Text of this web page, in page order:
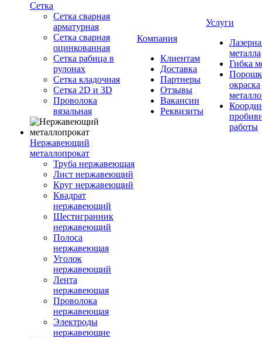
Сетка
Сетка сварная
арматурная
Сетка сварная
оцинкованная
Сетка рабица в
рулонах
Сетка кладочная
Сетка 2D и 3D
Проволока
вязальная
Нержавеющий
металлопрокат
Труба нержавеющая
Лист нержавеющий
Круг нержавеющий
Квадрат
нержавеющий
Шестигранник
нержавеющий
Полоса
нержавеющая
Уголок
нержавеющий
Лента
нержавеющая
Проволока
нержавеющая
Электроды
нержавеющие
Компания
Клиентам
Доставка
Партнеры
Отзывы
Вакансии
Реквизиты
Услуги
металла
Гибка
окраска
работы